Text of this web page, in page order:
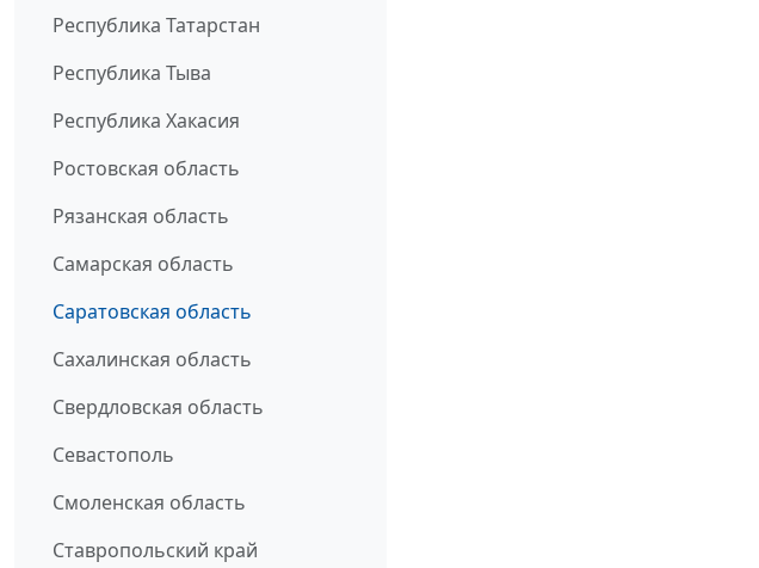
Республика Татарстан
Республика Тыва
Республика Хакасия
Ростовская область
Рязанская область
Самарская область
Саратовская область
Сахалинская область
Свердловская область
Севастополь
Смоленская область
Ставропольский край